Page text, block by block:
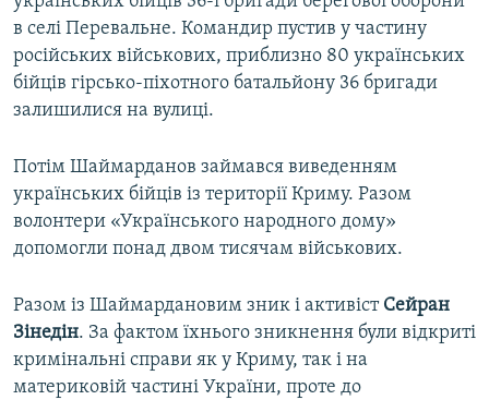
в селі Перевальне. Командир пустив у частину
російських військових, приблизно 80 українських
бійців гірсько-піхотного батальйону 36 бригади
залишилися на вулиці.
Потім Шаймарданов займався виведенням
українських бійців із території Криму. Разом
волонтери «Українського народного дому»
допомогли понад двом тисячам військових.
Разом із Шаймардановим зник і активіст Сейран
Зінедін. За фактом їхнього зникнення були відкриті
кримінальні справи як у Криму, так і на
материковій частині України, проте до